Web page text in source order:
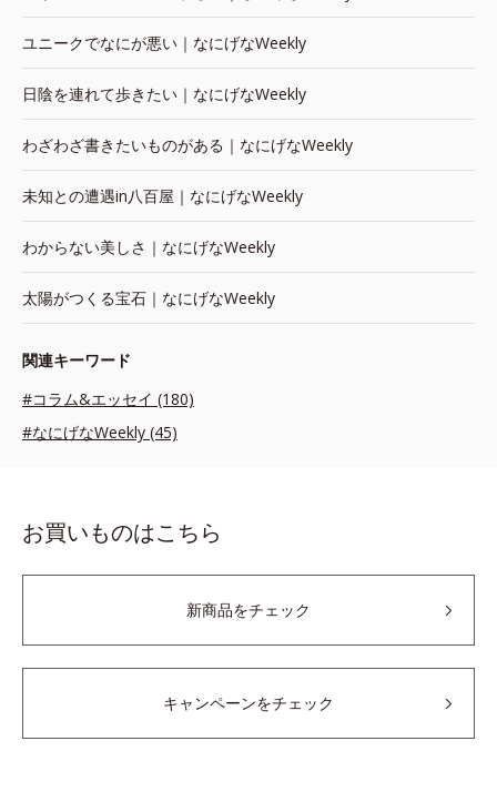
ユニークでなにが悪い｜なにげなWeekly
日陰を連れて歩きたい｜なにげなWeekly
わざわざ書きたいものがある｜なにげなWeekly
未知との遭遇in八百屋｜なにげなWeekly
わからない美しさ｜なにげなWeekly
太陽がつくる宝石｜なにげなWeekly
関連キーワード
#コラム&エッセイ (180)
#なにげなWeekly (45)
お買いものはこちら
新商品をチェック
キャンペーンをチェック